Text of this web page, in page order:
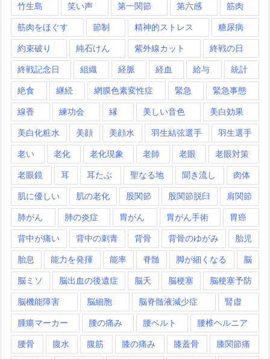
竹生島 笑い声 第一関節 第六感 筋肉
筋肉をほぐす 節制 精神的ストレス 糖尿病
約束破り 純石けん 紫外線カット 終戦の日
終戦記念日 組織 経脈 経血 給与 統計
絶食 継続 網膜色素変性症 緊急 緊急事態
線香 練功会 縁 美しい音色 美白効果
美白化粧水 美顔 美顔水 羽生結弦選手 羽生選手
老い 老化 老化現象 老師 老眼 老眼対策
老眼鏡 耳 耳たぶ 聖なる地 聞き流し 肉体
肌に優しい 肌の老化 股関節 股関節脱臼 肩関節
肺がん 肺の炎症 胃がん 胃がん手術 胃癌
背中が痛い 背中の刺青 背骨 背骨のゆがみ 胎児
胎息 能力を発揮 能率 脊髄 脚が細くなる 脳
脳ミソ 脳出血の後遺症 脳天 脳梗塞 脳梗塞予防
脳機能障害 脳細胞 脳脊髄液減少症 腎虚
腫瘍マーカー 腰の痛み 腰ベルト 腰椎ヘルニア
腰骨 腹水 腹筋 膝の痛み 膝蓋骨 膝関節痛